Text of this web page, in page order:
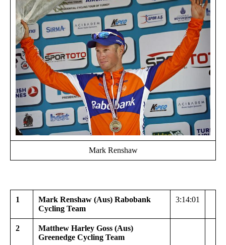
Mark Renshaw
1
Mark Renshaw (Aus) Rabobank
Cycling Team
3:14:01
2
Matthew Harley Goss (Aus)
Greenedge Cycling Team